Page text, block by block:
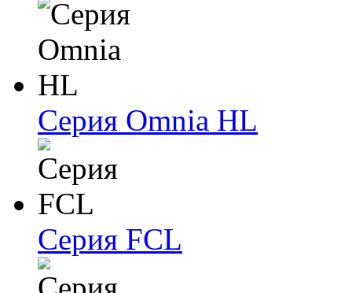
Серия Omnia HL
Серия FCL